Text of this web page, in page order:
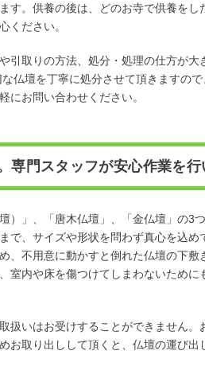
。供養の後は、どのお寺で供養をし
ください。
引取りの方法、処分・処理の仕方が大
仏壇を丁寧に処分させて頂きますの
にお問い合わせください。
専門スタッフが安心作業を行
）」、「唐木仏壇」、「金仏壇」の3
で、サイズや形状を問わず真心を込め
、不用意に動かすと倒れた仏壇の下敷
室内や床を傷つけてしまわないために
扱いはお受けすることができません。
お取り出しして頂くと、仏壇の運び出